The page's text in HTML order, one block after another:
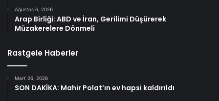
Ağustos 6, 2026
Arap Birliği: ABD ve İran, Gerilimi Düşürerek
Müzakerelere Dönmeli
Rastgele Haberler
Mart 26, 2026
SON DAKİKA: Mahir Polat’ın ev hapsi kaldırıldı